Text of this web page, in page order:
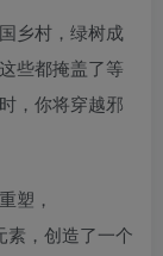
乡村，绿树成
些都掩盖了等
，你将穿越邪
塑，
素，创造了一个